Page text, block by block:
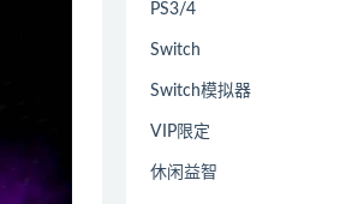
PS3/4
Switch
Switch模拟器
VIP限定
休闲益智